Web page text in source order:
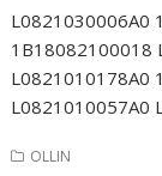
L0821030006A0
1B18082100018
L0821010178A0
L0821010057A0
OLLIN